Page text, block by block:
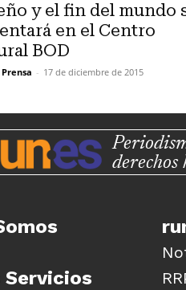
y el fin del mundo
en el Centro
BOD
- 17 de diciembre de 2015
derechos